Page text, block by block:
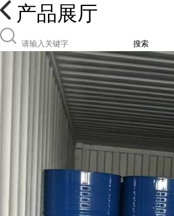
产品展厅
搜索